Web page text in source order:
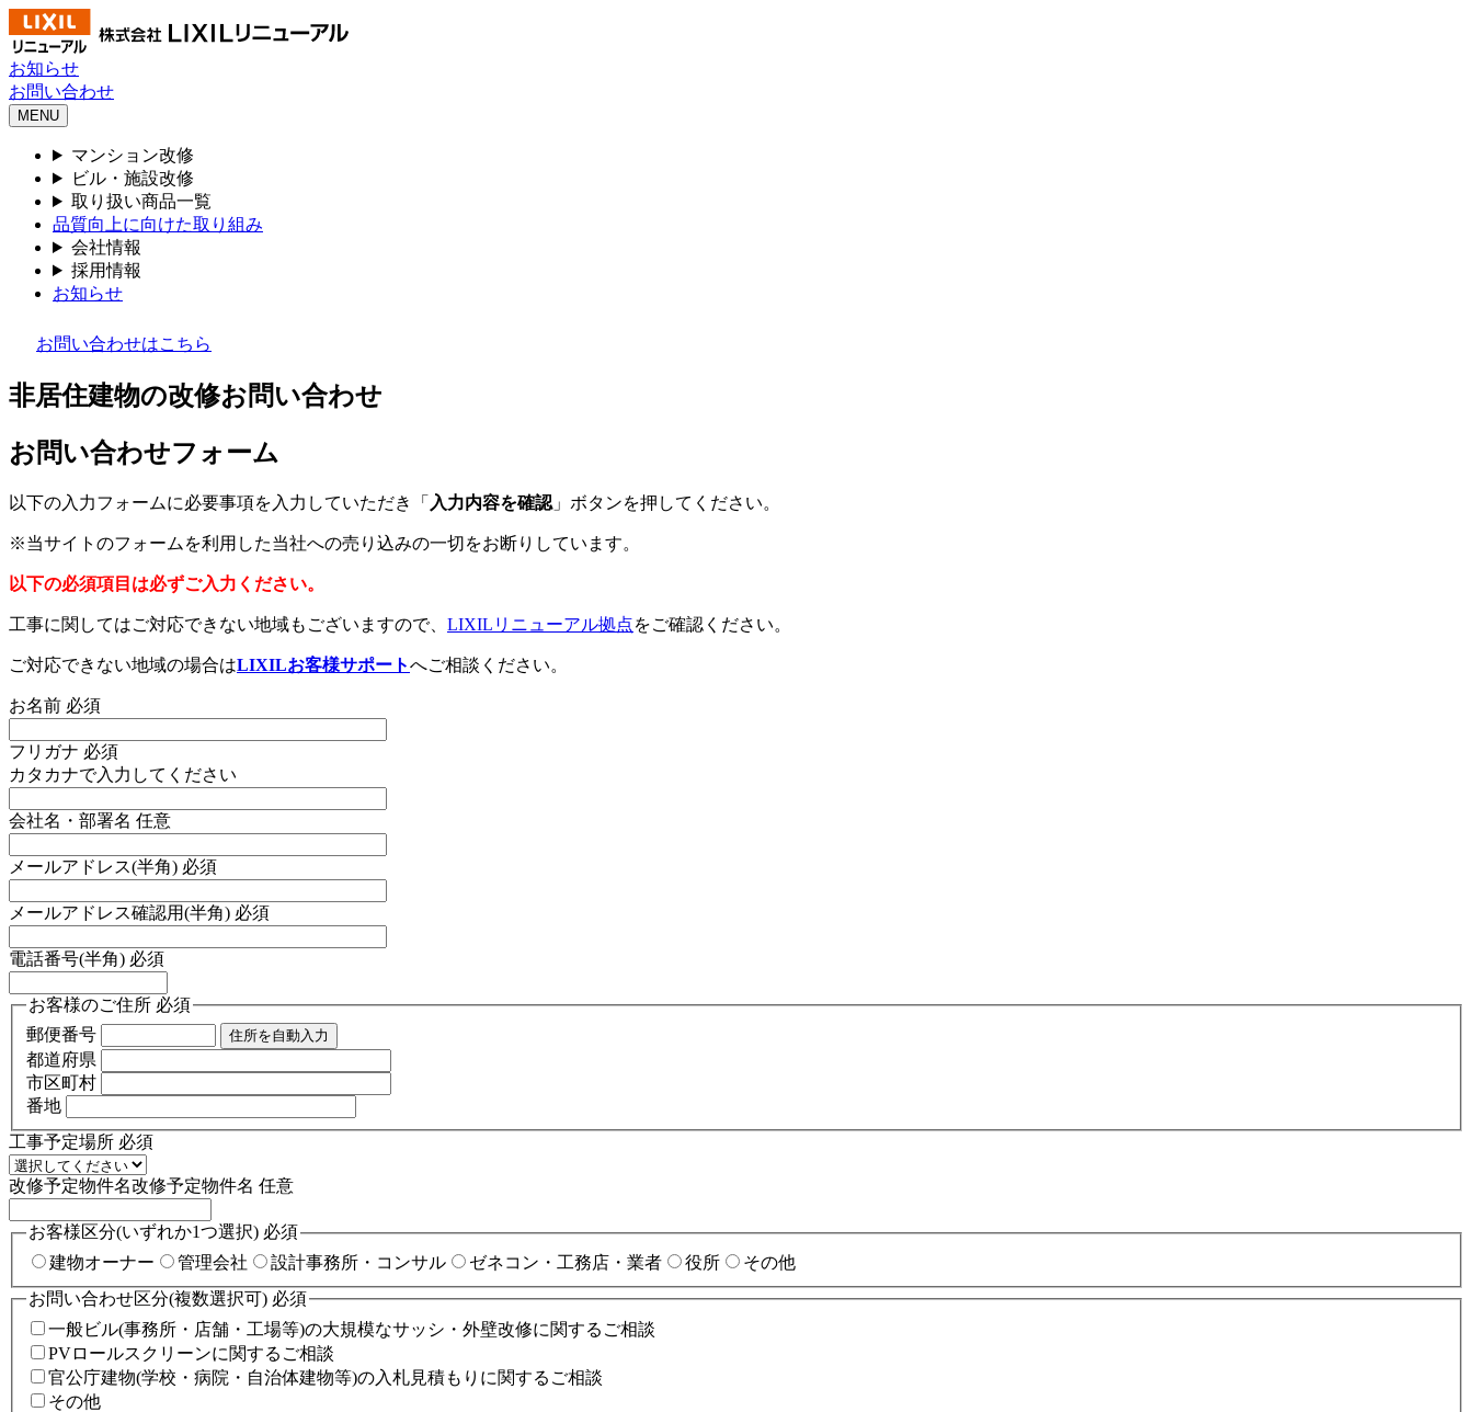
お知らせ
お問い合わせ
MENU
マンション改修
ビル・施設改修
取り扱い商品一覧
品質向上に向けた取り組み
会社情報
採用情報
お知らせ
お問い合わせはこちら
非居住建物の改修お問い合わせ
お問い合わせフォーム
以下の入力フォームに必要事項を入力していただき「 入力内容を確認 」ボタンを押してください。
※当サイトのフォームを利用した当社への売り込みの一切をお断りしています。
以下の必須項目は必ずご入力ください。
工事に関してはご対応できない地域もございますので、 LIXILリニューアル拠点をご確認ください。
ご対応できない地域の場合はLIXILお客様サポートへご相談ください。
お名前 必須
フリガナ 必須
カタカナで入力してください
会社名・部署名 任意
メールアドレス(半角) 必須
メールアドレス確認用(半角) 必須
電話番号(半角) 必須
お客様のご住所 必須
郵便番号
住所を自動入力
都道府県
市区町村
番地
工事予定場所 必須
改修予定物件名改修予定物件名 任意
お客様区分(いずれか1つ選択) 必須
建物オーナー
管理会社 設計事務所・コンサル ゼネコン・工務店・業者 役所
その他
お問い合わせ区分(複数選択可) 必須
一般ビル(事務所・店舗・工場等)の大規模なサッシ・外壁改修に関するご相談
PVロールスクリーンに関するご相談
官公庁建物(学校・病院・自治体建物等)の入札見積もりに関するご相談
その他